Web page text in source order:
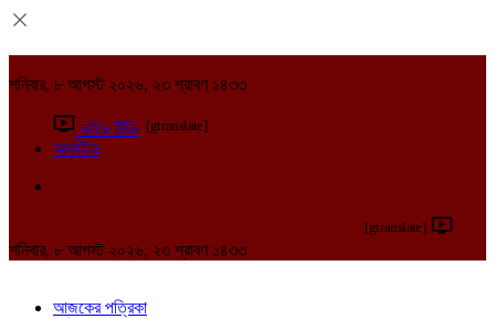
শনিবার, ৮ আগস্ট ২০২৬, ২৩ শ্রাবণ ১৪৩৩
লাইভ টিভি [gtranslate]
আর্কাইভ
[gtranslate]
শনিবার, ৮ আগস্ট ২০২৬, ২৩ শ্রাবণ ১৪৩৩
আজকের পত্রিকা